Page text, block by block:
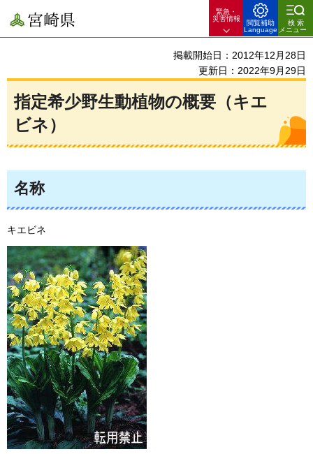
宮崎県
緊急・
災害情報
閲覧補助
Language
検索
メニュー
掲載開始日：2012年12月28日
更新日：2022年9月29日
指定希少野生動植物の概要（キエ
ビネ）
名称
キエビネ